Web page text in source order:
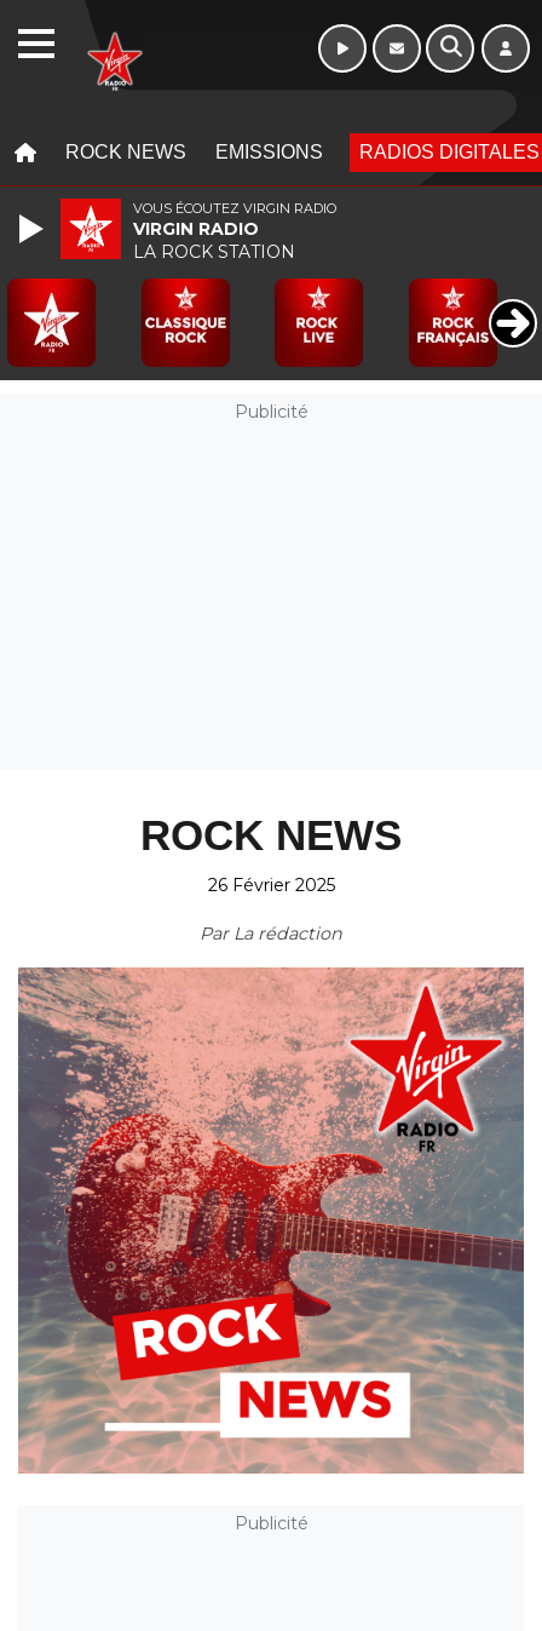
ROCK NEWS EMISSIONS RADIOS DIGITALES
Publicité
ROCK NEWS
26 Février 2025
Par La rédaction
Publicité
VOUS ÉCOUTEZ VIRGIN RADIO
VIRGIN RADIO
LA ROCK STATION
WEBRADIO 16h - 20h